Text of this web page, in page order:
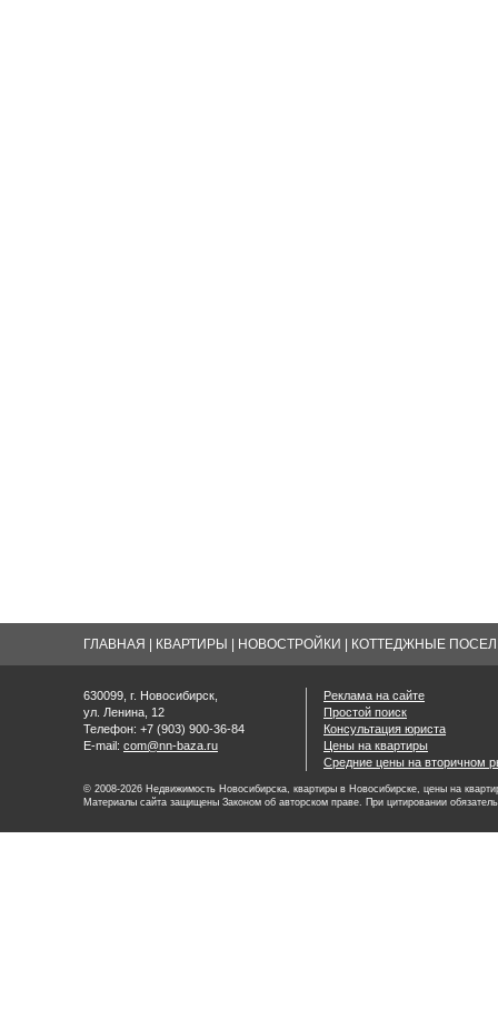
ГЛАВНАЯ КВАРТИРЫ НОВОСТРОЙКИ КОТТЕДЖНЫЕ
630099, г. Новосибирск,
ул. Ленина, 12
Телефон: +7 (903) 900-36-84
E-mail: com@nn-baza.ru
Реклама на сайте
Простой поиск
Консультация юриста
Цены на квартиры
Средние цены на вторичном
© 2008-2026 Недвижимость Новосибирска, квартиры в Новосибирске, цены на
Материалы сайта защищены Законом об авторском праве. При цитировании